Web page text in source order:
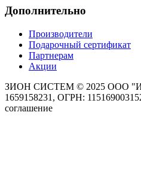
Дополнительно
Производители
Подарочный сертификат
Партнерам
Акции
ЗИОН СИСТЕМ © 2025 ООО
1659158231, ОГРН:
соглашение